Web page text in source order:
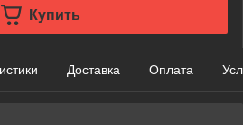
Купить
Доставка Оплата